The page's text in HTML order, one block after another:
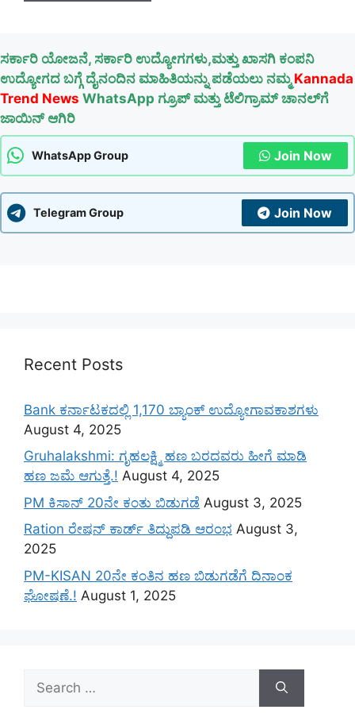
ಸರ್ಕಾರಿ ಯೋಜನೆ, ಸರ್ಕಾರಿ ಉದ್ಯೋಗಗಳು,ಮತ್ತು ಖಾಸಗಿ ಕಂಪನಿ
ಉದ್ಯೋಗದ ಬಗ್ಗೆ ದೈನಂದಿನ ಮಾಹಿತಿಯನ್ನು ಪಡೆಯಲು ನಮ್ಮ Kannada
Trend News WhatsApp ಗ್ರೂಪ್ ಮತ್ತು ಟೆಲಿಗ್ರಾಮ್ ಚಾನಲ್‌ಗೆ
ಜಾಯಿನ್ ಆಗಿರಿ
WhatsApp Group Join Now
Telegram Group Join Now
Recent Posts
Bank ಕರ್ನಾಟಕದಲ್ಲಿ 1,170 ಬ್ಯಾಂಕ್ ಉದ್ಯೋಗಾವಕಾಶಗಳು
August 4, 2025
Gruhalakshmi: ಗೃಹಲಕ್ಷ್ಮಿ ಹಣ ಬರದವರು ಹೀಗೆ ಮಾಡಿ
ಹಣ ಜಮೆ‌ ಆಗುತ್ತೆ.! August 4, 2025
PM ಕಿಸಾನ್ 20ನೇ ಕಂತು ಬಿಡುಗಡೆ August 3, 2025
Ration ರೇಷನ್ ಕಾರ್ಡ್ ತಿದ್ದುಪಡಿ ಆರಂಭ August 3,
2025
PM-KISAN 20ನೇ ಕಂತಿನ ಹಣ ಬಿಡುಗಡೆಗೆ ದಿನಾಂಕ
ಘೋಷಣೆ.! August 1, 2025
for: